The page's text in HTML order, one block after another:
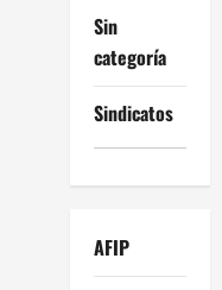
Sin
categoría
Sindicatos
AFIP